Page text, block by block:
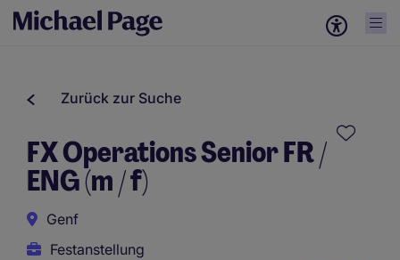
Zurück zur Suche
FX Operations Senior FR /
ENG (m / f)
Genf
Festanstellung